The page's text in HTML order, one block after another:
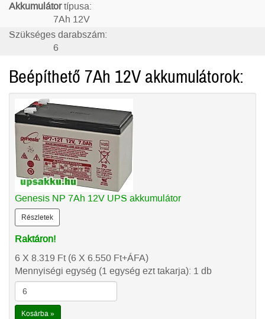
Akkumulátortípusa:
7Ah 12V
Szükséges darabszám:
6
Beépíthető 7Ah 12V akkumulátorok:
Genesis NP 7Ah 12V UPS akkumulátor
Részletek
Raktáron!
6 X 8.319 Ft(6 X 6.550 Ft+ÁFA)
Mennyiségi egység (1 egység ezt takarja): 1 db
Kosárba »